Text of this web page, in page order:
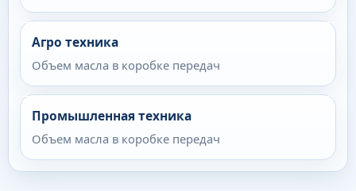
Агро техника
Объем масла в коробке передач
Промышленная техника
Объем масла в коробке передач